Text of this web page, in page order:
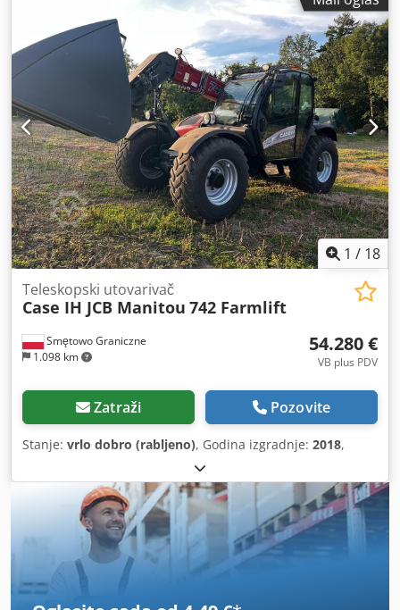
sljedeći pregled (TÜV):07/2026
, dimenzija stražnje gume:
500/85 R24, broj mašine/vozila:YHG233775, Oprema:
kabina, klima-uređaj, kvačilo prikolice, rasvjeta, repa
rezač
1 / 18
Smętowo Graniczne
1.098 km
Teleskopski utovarivač
Case IH JCB Manitou 742 Farmlift
54.280 €
VB plus PDV
Zatraži Pozovite
Stanje: vrlo dobro (rabljeno), Godina izgradnje: 2018,